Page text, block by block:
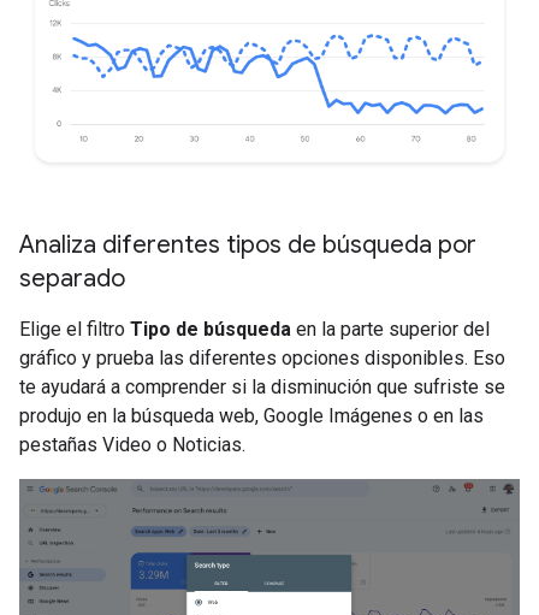
Analiza diferentes tipos de búsqueda por
separado
Elige el filtro Tipo de búsqueda en la parte superior del
gráfico y prueba las diferentes opciones disponibles. Eso
te ayudará a comprender si la disminución que sufriste se
produjo en la búsqueda web, Google Imágenes o en las
pestañas Video o Noticias.